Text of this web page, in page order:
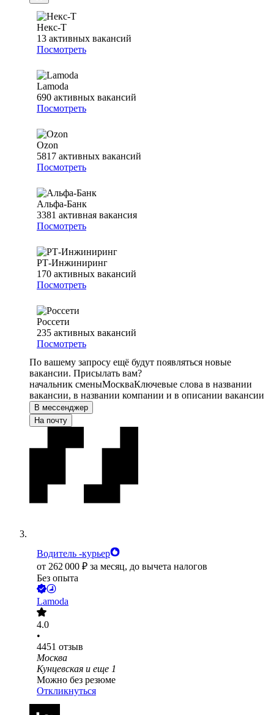
Некс-Т
13 активных вакансий
Посмотреть
Lamoda
690 активных вакансий
Посмотреть
Ozon
5817 активных вакансий
Посмотреть
Альфа-Банк
3381 активная вакансия
Посмотреть
РТ-Инжиниринг
170 активных вакансий
Посмотреть
Россети
235 активных вакансий
Посмотреть
По вашему запросу ещё будут появляться новые
вакансии. Присылать вам?
начальник сменыМоскваКлючевые слова в названии
вакансии, в названии компании и в описании вакансии
В мессенджер
На почту
Водитель -курьер
от 262 000 ₽ за месяц, до вычета налогов
Без опыта
Lamoda
4.0
•
4451 отзыв
Москва
Кунцевская и еще 1
Можно без резюме
Откликнуться